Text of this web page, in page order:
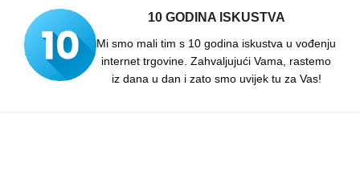
10 GODINA ISKUSTVA
Mi smo mali tim s 10 godina iskustva u vođenju
internet trgovine. Zahvaljujući Vama, rastemo
iz dana u dan i zato smo uvijek tu za Vas!